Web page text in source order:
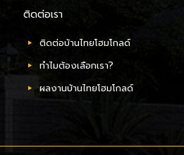
ติดต่อเรา
ติดต่อบ้านไทยโฮมโกลด์
ทำไมต้องเลือกเรา?
ผลงานบ้านไทยโฮมโกลด์